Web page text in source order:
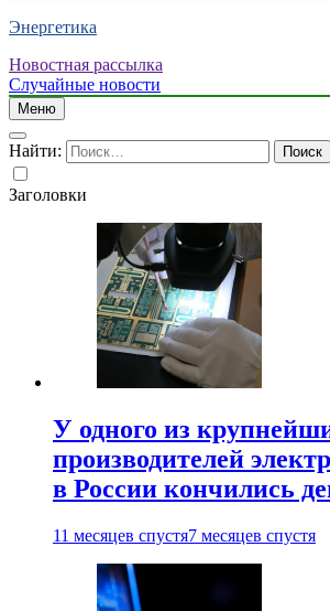
Энергетика
Новостная рассылка
Случайные новости
Меню
Найти:
Заголовки
У одного из
производителей
в России кончились
11 месяцев спустя7 месяцев спустя